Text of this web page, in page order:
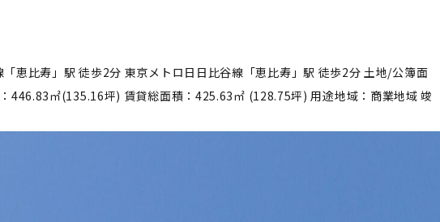
恵比寿」駅 徒歩2分 東京メトロ日日比谷線「恵比寿」駅 徒歩2分 土地/公簿面
446.83㎡(135.16坪) 賃貸総面積：425.63㎡ (128.75坪) 用途地域：商業地域 竣